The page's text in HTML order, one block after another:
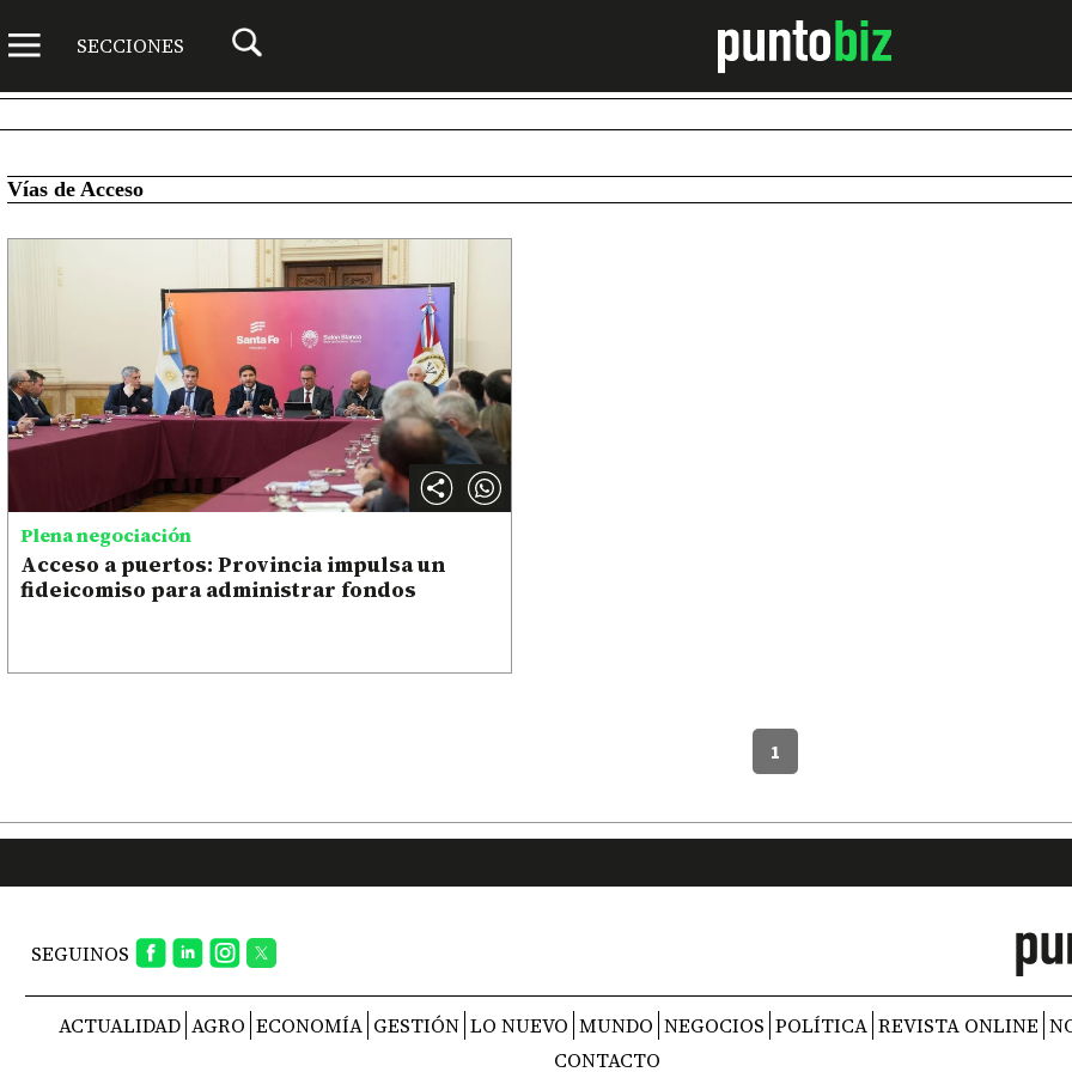
SECCIONES
Vías de Acceso
Plena negociación
Acceso a puertos: Provincia impulsa un
fideicomiso para administrar fondos
1
SEGUINOS
ACTUALIDAD AGRO ECONOMÍA GESTIÓN LO NUEVO MUNDO NEGOCIOS POLÍTICA REVISTA ONLINE
CONTACTO